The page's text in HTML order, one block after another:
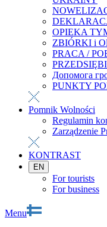
OPIEKA
ZBIÓRKI i
PRACA /
Допомога
PUNKTY
Pomnik Wolności
Regulamin
Zarządzenie
KONTRAST
EN
For tourists
For business
Menu